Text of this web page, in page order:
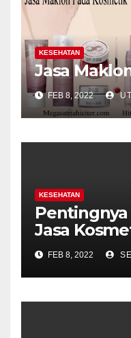
KESEHATAN
Jasa
FEB 8, 2022
KESEHATAN
Jasa
FEB 8, 2022